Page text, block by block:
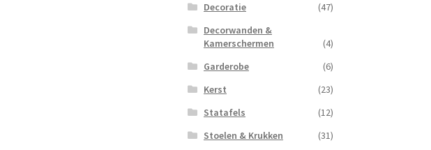
Decoratie
(47)
Decorwanden &
Kamerschermen
(4)
Garderobe
(6)
Kerst
(23)
Statafels
(12)
Stoelen & Krukken
(31)